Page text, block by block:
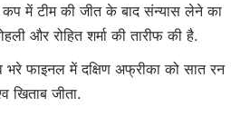
कप में टीम की जीत के बाद संन्यास लेने का
और रोहित शर्मा की तारीफ की है.
भरे फाइनल में दक्षिण अफ्रीका को सात रन
खिताब जीता.